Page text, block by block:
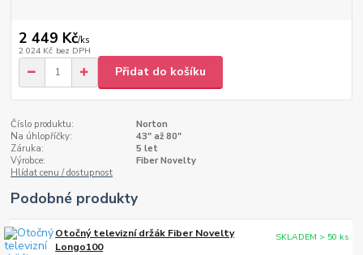
2 449 Kč/ks
2 024 Kč bez DPH
Přidat do košíku
Číslo produktu:
Norton
Na úhlopříčky:
43" až 80"
Záruka:
5 let
Výrobce:
Fiber Novelty
Hlídat cenu / dostupnost
Podobné produkty
Otočný televizní držák Fiber Novelty
Longo100
SKLADEM > 50 ks